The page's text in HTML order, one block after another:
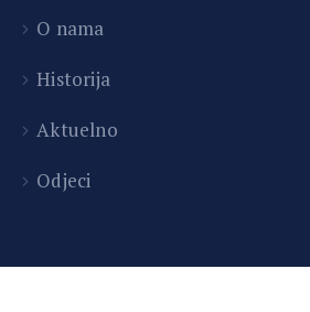
O nama
Historija
Aktuelno
Odjeci